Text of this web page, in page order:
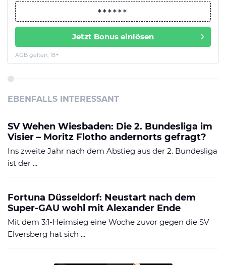
Jetzt Bonus einlösen
AGB gelten, 18+
EBENFALLS INTERESSANT
SV Wehen Wiesbaden: Die 2. Bundesliga im
Visier – Moritz Flotho andernorts gefragt?
Ins zweite Jahr nach dem Abstieg aus der 2. Bundesliga
ist der ...
Fortuna Düsseldorf: Neustart nach dem
Super-GAU wohl mit Alexander Ende
Mit dem 3:1-Heimsieg eine Woche zuvor gegen die SV
Elversberg hat sich ...